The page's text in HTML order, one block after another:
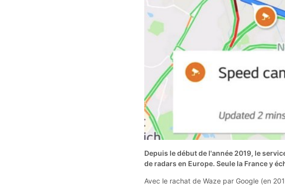
Depuis le début de l'année 2019, le
de radars en Europe. Seule la France y
Avec le rachat de Waze par Google (en